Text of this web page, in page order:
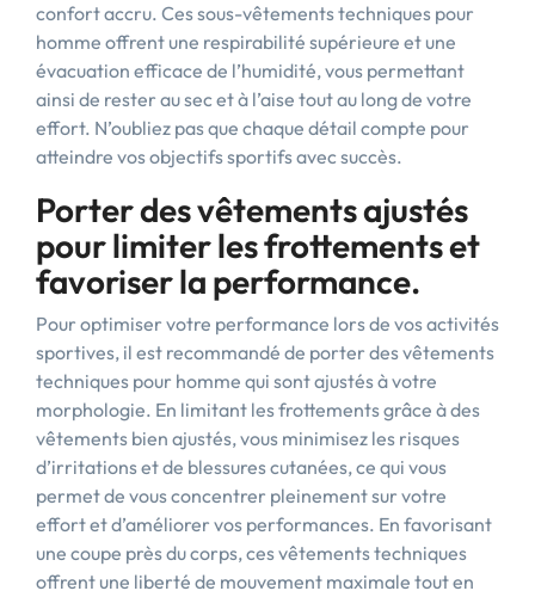
confort accru. Ces sous-vêtements techniques pour
homme offrent une respirabilité supérieure et une
évacuation efficace de l’humidité, vous permettant
ainsi de rester au sec et à l’aise tout au long de votre
effort. N’oubliez pas que chaque détail compte pour
atteindre vos objectifs sportifs avec succès.
Porter des vêtements ajustés
pour limiter les frottements et
favoriser la performance.
Pour optimiser votre performance lors de vos activités
sportives, il est recommandé de porter des vêtements
techniques pour homme qui sont ajustés à votre
morphologie. En limitant les frottements grâce à des
vêtements bien ajustés, vous minimisez les risques
d’irritations et de blessures cutanées, ce qui vous
permet de vous concentrer pleinement sur votre
effort et d’améliorer vos performances. En favorisant
une coupe près du corps, ces vêtements techniques
offrent une liberté de mouvement maximale tout en